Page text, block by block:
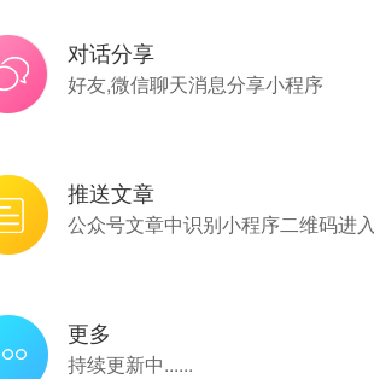
对话分享
好友,微信聊天消息分享小程序
推送文章
公众号文章中识别小程序二维码进入
更多
持续更新中......